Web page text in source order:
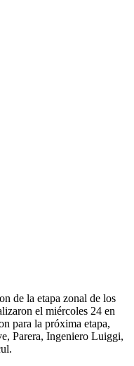
de la etapa zonal de los
el miércoles 24 en
para la próxima etapa,
Parera, Ingeniero Luiggi,